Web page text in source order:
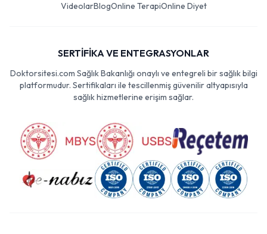
VideolarBlogOnline TerapiOnline Diyet
SERTİFİKA VE ENTEGRASYONLAR
Doktorsitesi.com Sağlık Bakanlığı onaylı ve entegreli bir sağlık bilgi
platformudur. Sertifikaları ile tescillenmiş güvenilir altyapısıyla
sağlık hizmetlerine erişim sağlar.